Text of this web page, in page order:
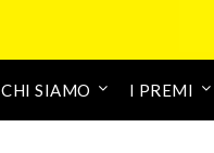
CHI SIAMO I PREMI